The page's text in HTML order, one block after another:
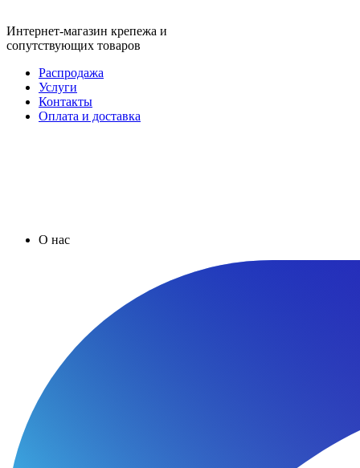
Интернет-магазин крепежа и
сопутствующих товаров
Распродажа
Услуги
Контакты
Оплата и доставка
О нас